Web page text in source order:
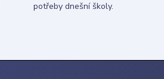
potřeby dnešní školy.